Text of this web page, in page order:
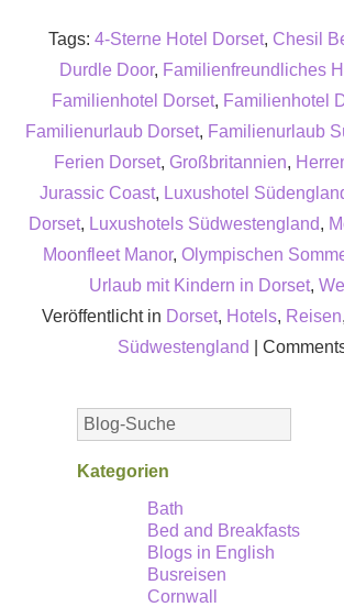
Tags:4-Sterne Hotel Dorset, Chesil
Durdle Door, Familienfreundliches
Familienhotel Dorset, Familienhotel
Familienurlaub Dorset, Familienurlaub
Ferien Dorset, Großbritannien,
Jurassic Coast, Luxushotel
Dorset, Luxushotels Südwestengland,
Moonfleet Manor, Olympischen
Urlaub mit Kindern in Dorset,
Veröffentlicht in Dorset, Hotels, Reisen,
Südwestengland
|
Kategorien
Bath
Bed and Breakfasts
Blogs in English
Busreisen
Cornwall